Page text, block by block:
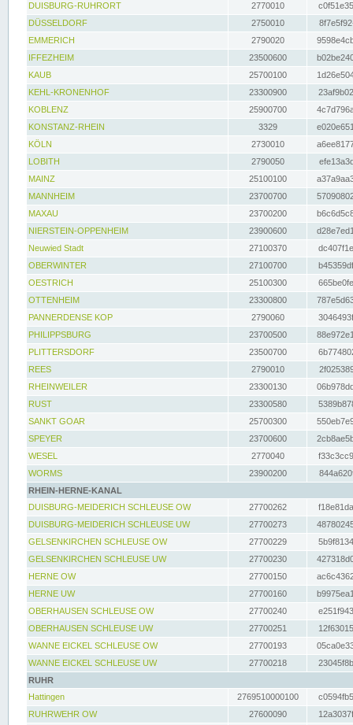
DUISBURG-RUHRORT
2770010
DÜSSELDORF
2750010
EMMERICH
2790020
IFFEZHEIM
23500600
KAUB
25700100
KEHL-KRONENHOF
23300900
KOBLENZ
25900700
KONSTANZ-RHEIN
3329
KÖLN
2730010
LOBITH
2790050
MAINZ
25100100
MANNHEIM
23700700
MAXAU
23700200
NIERSTEIN-OPPENHEIM
23900600
Neuwied Stadt
27100370
OBERWINTER
27100700
OESTRICH
25100300
OTTENHEIM
23300800
PANNERDENSE KOP
2790060
PHILIPPSBURG
23700500
PLITTERSDORF
23500700
REES
2790010
RHEINWEILER
23300130
RUST
23300580
SANKT GOAR
25700300
SPEYER
23700600
WESEL
2770040
WORMS
23900200
RHEIN-HERNE-KANAL
DUISBURG-MEIDERICH SCHLEUSE OW
27700262
DUISBURG-MEIDERICH SCHLEUSE UW
27700273
GELSENKIRCHEN SCHLEUSE OW
27700229
GELSENKIRCHEN SCHLEUSE UW
27700230
HERNE OW
27700150
HERNE UW
27700160
OBERHAUSEN SCHLEUSE OW
27700240
OBERHAUSEN SCHLEUSE UW
27700251
WANNE EICKEL SCHLEUSE OW
27700193
WANNE EICKEL SCHLEUSE UW
27700218
RUHR
Hattingen
2769510000100
RUHRWEHR OW
27600090